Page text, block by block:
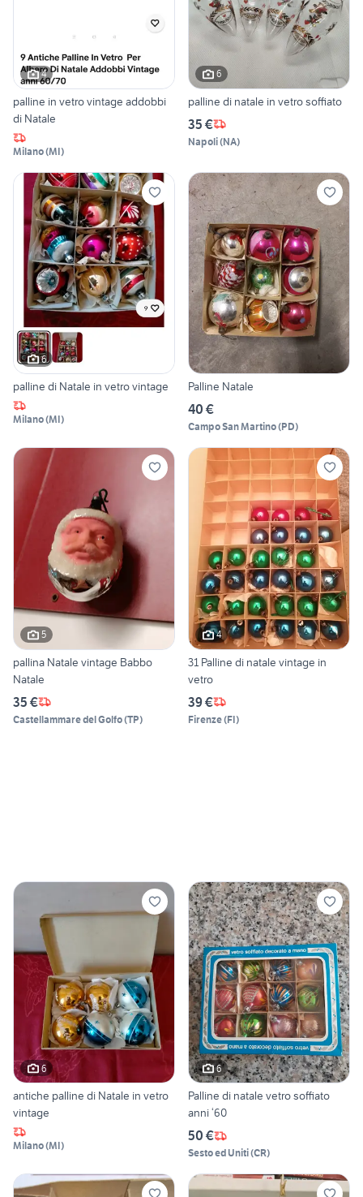
4
palline in vetro vintage addobbi
di Natale
Milano(MI)
6
palline di natale in vetro soffiato
35 €
Napoli(NA)
6
palline di Natale in vetro vintage
Milano(MI)
Palline Natale
40 €
Campo San Martino(PD)
5
pallina Natale vintage Babbo
Natale
35 €
Castellammare del Golfo(TP)
4
31 Palline di natale vintage in
vetro
39 €
Firenze(FI)
6
antiche palline di Natale in vetro
vintage
Milano(MI)
6
Palline di natale vetro soffiato
anni ‘60
50 €
Sesto ed Uniti(CR)